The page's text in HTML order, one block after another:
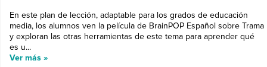
En este plan de lección, adaptable para los grados de educación
media, los alumnos ven la película de BrainPOP Español sobre Trama
y exploran las otras herramientas de este tema para aprender qué
es u...
Ver más »